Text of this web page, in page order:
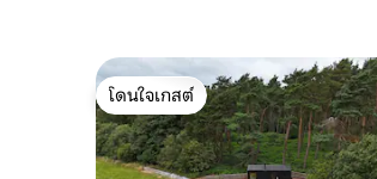
โดนใจเกสต์
โดนใจเกสต์